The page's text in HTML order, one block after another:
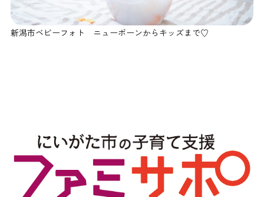
新潟市ベビーフォト ニューボーンからキッズまで♡